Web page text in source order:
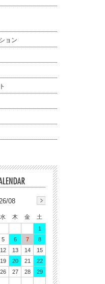
ョン
08
水 木 金
土
1
5 6 7
8
12 13 14
15
19 20 21
22
26 27 28
29